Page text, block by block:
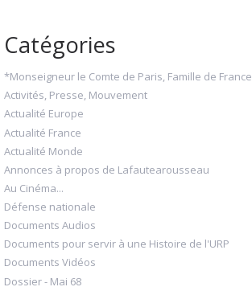
Catégories
*Monseigneur le Comte de Paris, Famille de France
Activités, Presse, Mouvement
Actualité Europe
Actualité France
Actualité Monde
Annonces à propos de Lafautearousseau
Au Cinéma...
Défense nationale
Documents Audios
Documents pour servir à une Histoire de l'URP
Documents Vidéos
Dossier - Mai 68